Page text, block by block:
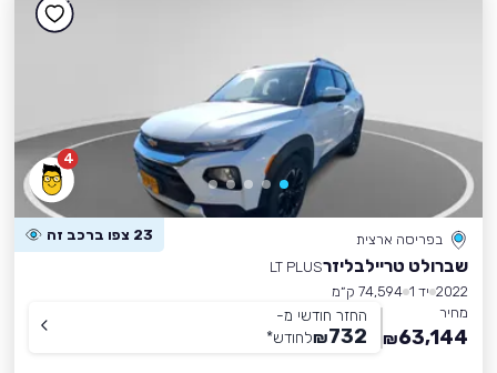
4
בפריסה ארצית 23 צפו ברכב זה
שברולט טריילבליזרLT PLUS
2022 יד 1
74,594 ק״מ
מחיר
63,144
₪
החזר חודשי מ-
732
₪לחודש*